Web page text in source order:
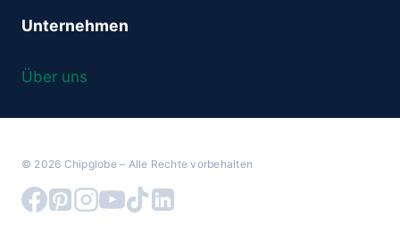
Unternehmen
Über uns
© 2026 Chipglobe – Alle Rechte vorbehalten